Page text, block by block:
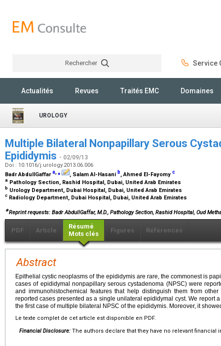
Rechercher Service
Actualités Revues Traités EMC Domaines
UROLOGY
Multiple Bilateral Nonpapillary Serous
Epididymis - 02/09/13
Doi : 10.1016/j.urology.2013.06.006
Badr AbdullGaffara,⁎ , Salam Al-Hasani b, Ahmed El-Fayomy c
a Pathology Section, Rashid Hospital, Dubai, United Arab Emirates
b Urology Department, Dubai Hospital, Dubai, United Arab Emirates
c Radiology Department, Dubai Hospital, Dubai, United Arab Emirates
∗Reprint requests: Badr AbdullGaffar, M.D., Pathology Section, Rashid Hospital, Oud
PDF Article
Résumé
Mots clés
Figures Références
Abstract
Epithelial cystic neoplasms of the epididymis are rare, the commonest is
cases of epididymal nonpapillary serous cystadenoma (NPSC) were
and immunohistochemical features that help distinguish them from
reported cases presented as a single unilateral epididymal cyst. We report
the first case of multiple bilateral NPSC of the epididymis. Moreover, it
Le texte complet de cet article est disponible en PDF.
Financial Disclosure: The authors declare that they have no relevant financial